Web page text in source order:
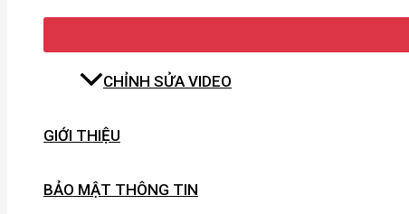
CHỈNH SỬA VIDEO
GIỚI THIỆU
BẢO MẬT THÔNG TIN